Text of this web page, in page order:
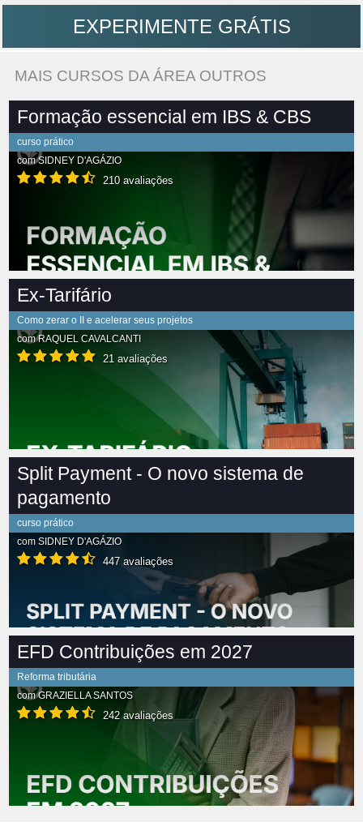
EXPERIMENTE GRÁTIS
MAIS CURSOS DA ÁREA OUTROS
Formação essencial em IBS & CBS
curso prático
comSIDNEY D'AGÁZIO
210 avaliações
Ex-Tarifário
Como zerar o II e acelerar seus projetos
comRAQUEL CAVALCANTI
21 avaliações
Split Payment - O novo sistema de
pagamento
curso prático
com SIDNEY D'AGÁZIO
447 avaliações
EFD Contribuições em 2027
Reforma tributária
comGRAZIELLA SANTOS
242 avaliações